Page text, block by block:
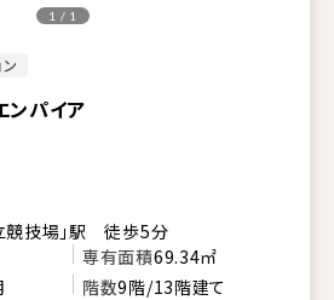
ンパイア
1 / 1
競技場」駅 徒歩5分
専有面積69.34㎡
階数9階/13階建て